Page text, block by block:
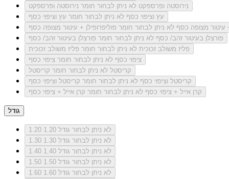
נירוסטה ופרספקט לא ניתן לבחור חומר נירוסטה ופרספקט
עץ וציפוי כסף לא ניתן לבחור חומר עץ וציפוי כסף
עיטור מצופה כסף לא ניתן לבחור חומר פוליפרופילן + עיטור מצופה כסף
פורצלן בעיטור זהב/ כסף לא ניתן לבחור חומר פורצלן בעיטור זהב/ כסף
פליז משולב זכוכית לא ניתן לבחור חומר פליז משולב זכוכית
ציפוי כסף לא ניתן לבחור חומר ציפוי כסף
קריסטל לא ניתן לבחור חומר קריסטל
קריסטל וציפוי כסף לא ניתן לבחור חומר קריסטל וציפוי כסף
קרן אייל + ציפוי כסף לא ניתן לבחור חומר קרן אייל + ציפוי כסף
גודל
1.20
לא ניתן לבחור גודל 1.20
1.30
לא ניתן לבחור גודל 1.30
1.40
לא ניתן לבחור גודל 1.40
1.50
לא ניתן לבחור גודל 1.50
1.60
לא ניתן לבחור גודל 1.60